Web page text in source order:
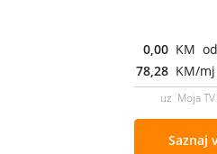
0,00 KM
78,28 KM/
uz Moja
Saznaj